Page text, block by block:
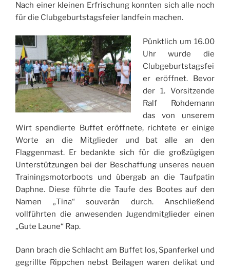
Nach einer kleinen Erfrischung konnten sich alle noch
für die Clubgeburtstagsfeier landfein machen.
Pünktlich um 16.00
Uhr wurde die
Clubgeburtstagsfei
er eröffnet. Bevor
der 1. Vorsitzende
Ralf Rohdemann
das von unserem
Wirt spendierte Buffet eröffnete, richtete er einige
Worte an die Mitglieder und bat alle an den
Flaggenmast. Er bedankte sich für die großzügigen
Unterstützungen bei der Beschaffung unseres neuen
Trainingsmotorboots und übergab an die Taufpatin
Daphne. Diese führte die Taufe des Bootes auf den
Namen „Tina“ souverän durch. Anschließend
vollführten die anwesenden Jugendmitglieder einen
„Gute Laune“ Rap.
Dann brach die Schlacht am Buffet los, Spanferkel und
gegrillte Rippchen nebst Beilagen waren delikat und